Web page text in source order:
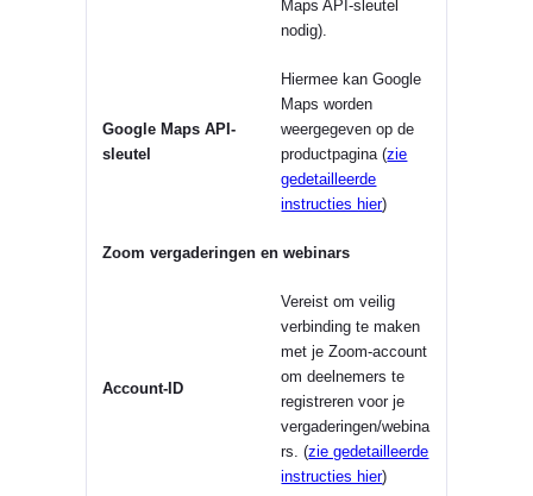
Maps API-sleutel
nodig).
Google Maps API-
sleutel
Hiermee kan Google
Maps worden
weergegeven op de
productpagina (zie
gedetailleerde
instructies hier)
Zoom vergaderingen en webinars
Account-ID
Vereist om veilig
verbinding te maken
met je Zoom-account
om deelnemers te
registreren voor je
vergaderingen/webina
rs. (zie gedetailleerde
instructies hier)